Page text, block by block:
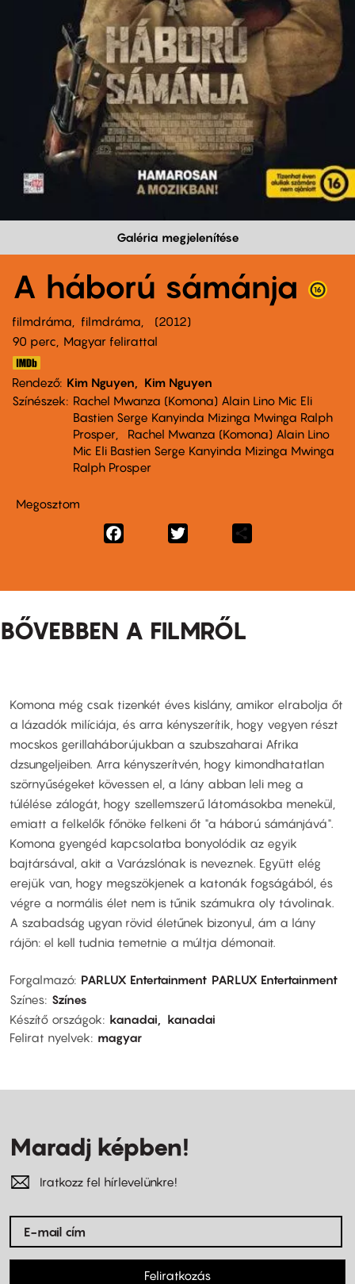
Galéria megjelenítése
A háború sámánja
filmdráma filmdráma
2012
90 perc,
Magyar felirattal
Rendező Kim Nguyen
Kim Nguyen
Színészek
Rachel Mwanza (Komona) Alain Lino Mic Eli
Bastien Serge Kanyinda Mizinga Mwinga Ralph
Prosper
Rachel Mwanza (Komona) Alain Lino
Mic Eli Bastien Serge Kanyinda Mizinga Mwinga
Ralph Prosper
Megosztom
Facebook
BŐVEBBEN A FILMRŐL
Komona még csak tizenkét éves kislány, amikor elrabolja őt
a lázadók milíciája, és arra kényszerítik, hogy vegyen részt
mocskos gerillaháborújukban a szubszaharai Afrika
dzsungeljeiben. Arra kényszerítvén, hogy kimondhatatlan
szörnyűségeket kövessen el, a lány abban leli meg a
túlélése zálogát, hogy szellemszerű látomásokba menekül,
emiatt a felkelők főnöke felkeni őt "a háború sámánjává".
Komona gyengéd kapcsolatba bonyolódik az egyik
bajtársával, akit a Varázslónak is neveznek. Együtt elég
erejük van, hogy megszökjenek a katonák fogságából, és
végre a normális élet nem is tűnik számukra oly távolinak.
A szabadság ugyan rövid életűnek bizonyul, ám a lány
rájön: el kell tudnia temetnie a múltja démonait.
Forgalmazó PARLUX Entertainment PARLUX Entertainment
Színes Színes
Készítő országok
kanadai
kanadai
Felirat nyelvek
magyar
Maradj képben!
Iratkozz fel hírlevelünkre!
Feliratkozás